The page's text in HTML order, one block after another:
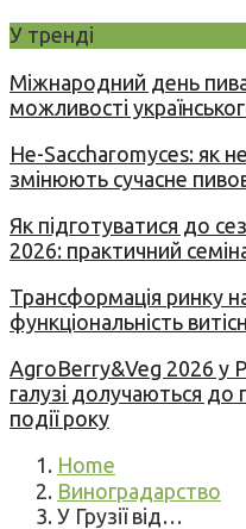
У тренді
Міжнародний день
можливості
Не-Saccharomyces: як
змінюють сучасне
Як підготуватися до
2026: практичний
Трансформація ринку
функціональність
AgroBerry&Veg 2026 у
галузі долучаються до
події року
Home
Виноградарство
У Грузії від…